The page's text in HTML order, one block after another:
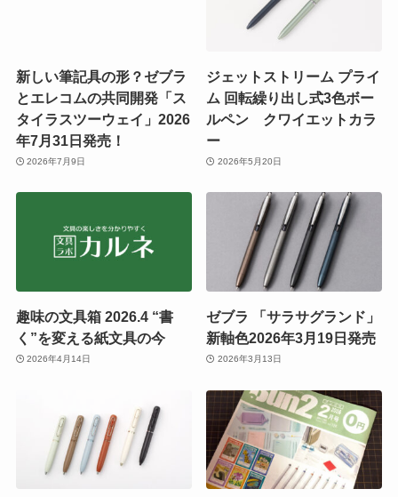
新しい筆記具の形？ゼブラ
とエレコムの共同開発「ス
タイラスツーウェイ」2026
年7月31日発売！
2026年7月9日
ジェットストリーム プライ
ム 回転繰り出し式3色ボー
ルペン クワイエットカラ
ー
2026年5月20日
趣味の文具箱 2026.4 “書
く”を変える紙文具の今
2026年4月14日
ゼブラ 「サラサグランド」
新軸色2026年3月19日発売
2026年3月13日